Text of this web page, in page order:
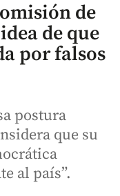
de
de que
por falsos
postura
que su
al país”.